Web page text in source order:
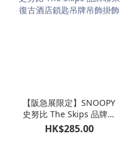
【阪急展限定】SNOOPY
史努比 The Skips 品牌聯
乘 復古酒店鎖匙吊牌吊飾
掛飾
HK$285.00